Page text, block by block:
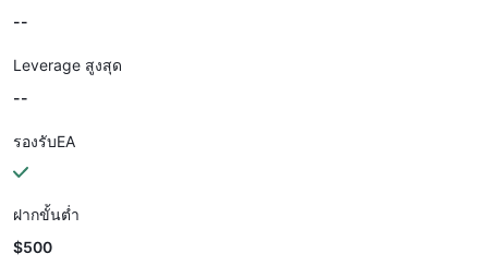
--
Leverage สูงสุด
--
รองรับEA
ฝากขั้นต่ำ
$500